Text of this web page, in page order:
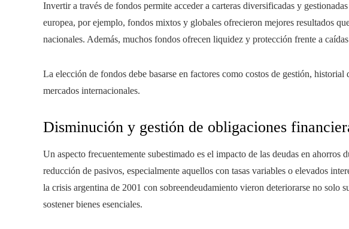
Invertir a través de fondos permite acceder a carteras diversificadas y
europea, por ejemplo, fondos mixtos y globales ofrecieron mejores resultados
nacionales. Además, muchos fondos ofrecen liquidez y protección frente a
La elección de fondos debe basarse en factores como costos de gestión, historial
mercados internacionales.
Disminución y gestión de obligaciones
Un aspecto frecuentemente subestimado es el impacto de las deudas en ahorros
reducción de pasivos, especialmente aquellos con tasas variables o elevados
la crisis argentina de 2001 con sobreendeudamiento vieron deteriorarse no solo
sostener bienes esenciales.